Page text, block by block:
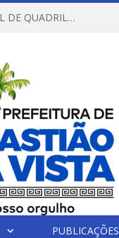
REGULAMENTO DO X CONCURSO INTERMUNICIPAL DE QUADRILHAS JUNINAS – 2026 – ARRAIÁ DA VENEZA
PUBLICAÇÕES